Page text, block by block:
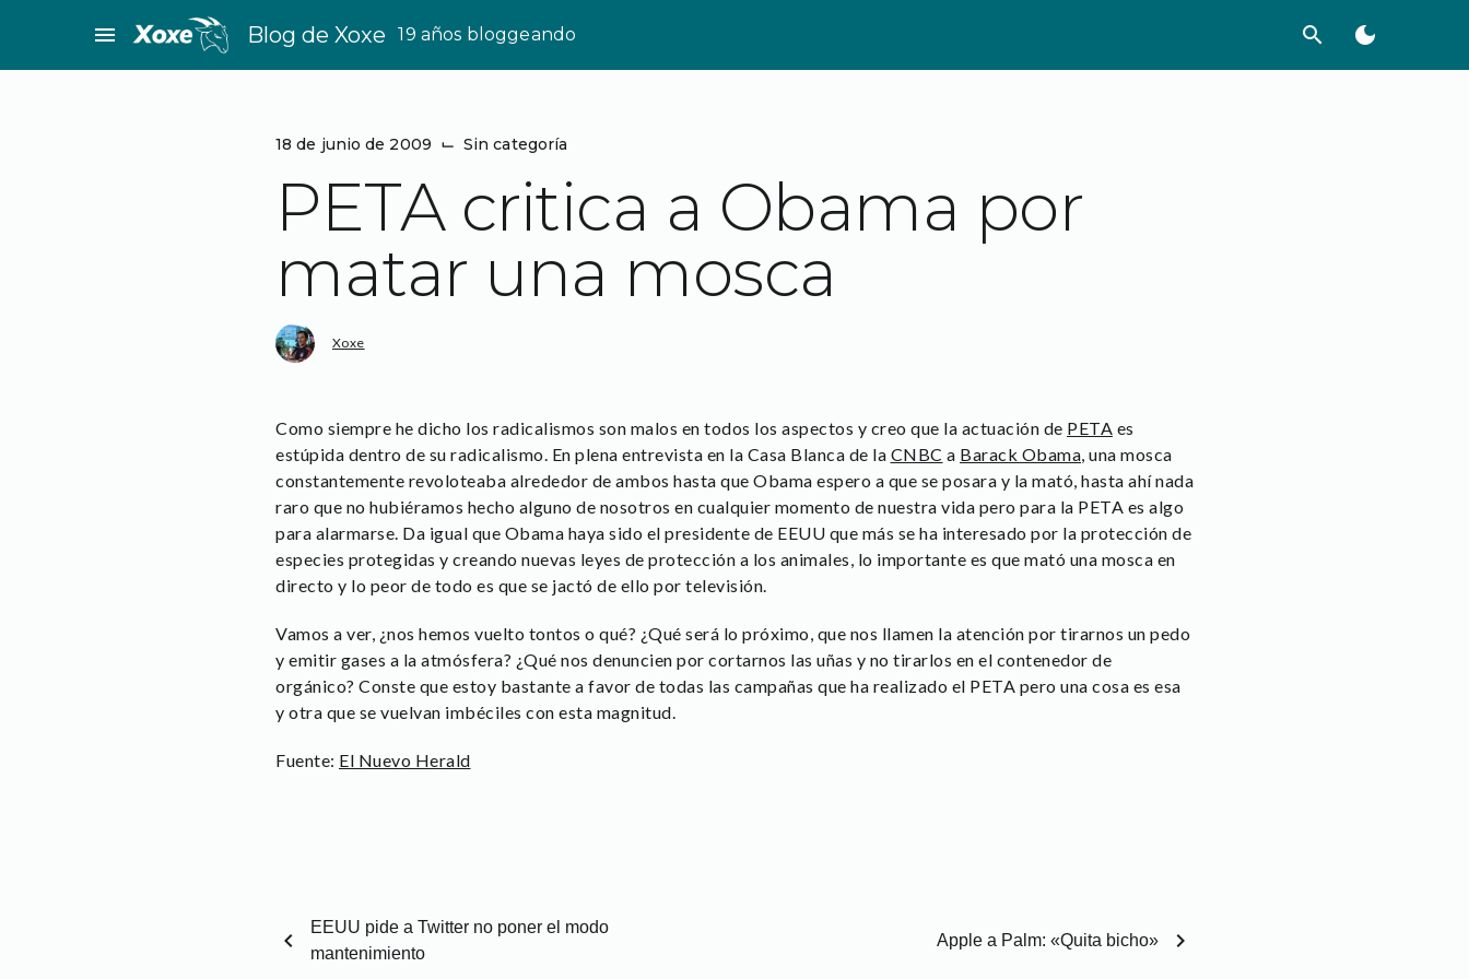
menu Blog de Xoxe 19 años bloggeando search dark_mode
18 de junio de 2009 ⌙ Sin categoría
PETA critica a Obama por
matar una mosca
Xoxe
Como siempre he dicho los radicalismos son malos en todos los aspectos y creo que la actuación de PETA es
estúpida dentro de su radicalismo. En plena entrevista en la Casa Blanca de la CNBC a Barack Obama, una mosca
constantemente revoloteaba alrededor de ambos hasta que Obama espero a que se posara y la mató, hasta ahí nada
raro que no hubiéramos hecho alguno de nosotros en cualquier momento de nuestra vida pero para la PETA es algo
para alarmarse. Da igual que Obama haya sido el presidente de EEUU que más se ha interesado por la protección de
especies protegidas y creando nuevas leyes de protección a los animales, lo importante es que mató una mosca en
directo y lo peor de todo es que se jactó de ello por televisión.
Vamos a ver, ¿nos hemos vuelto tontos o qué? ¿Qué será lo próximo, que nos llamen la atención por tirarnos un pedo
y emitir gases a la atmósfera? ¿Qué nos denuncien por cortarnos las uñas y no tirarlos en el contenedor de
orgánico? Conste que estoy bastante a favor de todas las campañas que ha realizado el PETA pero una cosa es esa
y otra que se vuelvan imbéciles con esta magnitud.
Fuente: El Nuevo Herald
chevron_left
EEUU pide a Twitter no poner el modo
mantenimiento
Apple a Palm: «Quita bicho» chevron_right